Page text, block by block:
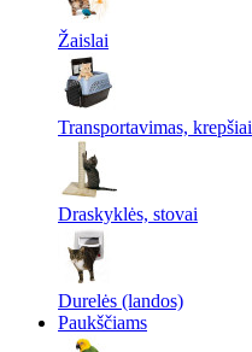
Žaislai
Transportavimas, krepšiai
Draskyklės, stovai
Durelės (landos)
Paukščiams